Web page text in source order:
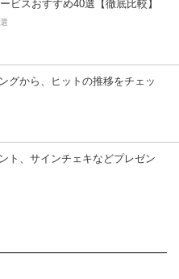
ビスおすすめ40選【徹底比較】
グから、ヒットの推移をチェッ
ト、サインチェキなどプレゼン